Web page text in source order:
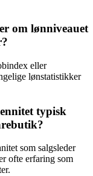
om lønniveauet
eller
lønstatistikker
typisk
som salgsleder
ofte erfaring som